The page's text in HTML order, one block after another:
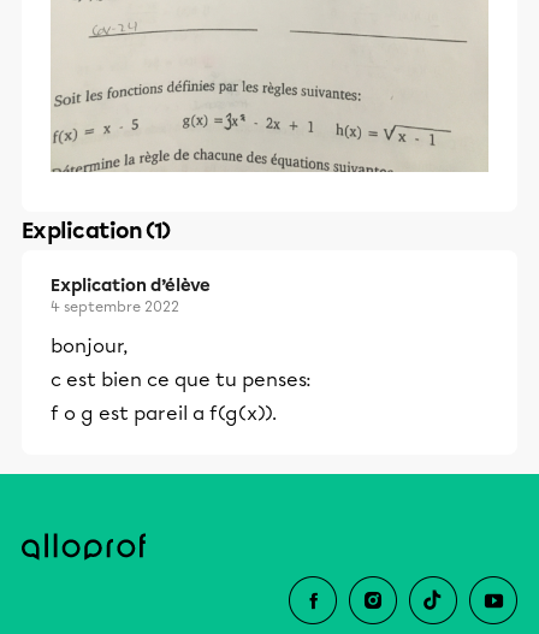
Explication (1)
Explication d’élève
4 septembre 2022
bonjour,
c est bien ce que tu penses:
f o g est pareil a f(g(x)).